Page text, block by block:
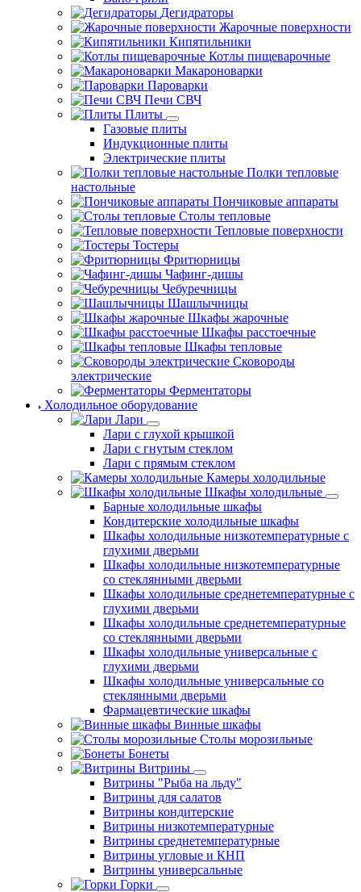
Дегидраторы
Жарочные поверхности
Кипятильники
Котлы пищеварочные
Макароноварки
Пароварки
Печи СВЧ
Плиты
Газовые плиты
Индукционные плиты
Электрические плиты
Полки тепловые
настольные
Пончиковые аппараты
Столы тепловые
Тепловые поверхности
Тостеры
Фритюрницы
Чафинг-дишы
Чебуречницы
Шашлычницы
Шкафы жарочные
Шкафы расстоечные
Шкафы тепловые
Сковороды
электрические
Ферментаторы
Холодильное оборудование
Лари
Лари с глухой крышкой
Лари с гнутым стеклом
Лари с прямым стеклом
Камеры холодильные
Шкафы холодильные
Барные холодильные шкафы
Кондитерские холодильные шкафы
Шкафы холодильные низкотемпературные с
глухими дверьми
Шкафы холодильные низкотемпературные
со стеклянными дверьми
Шкафы холодильные среднетемпературные с
глухими дверьми
Шкафы холодильные среднетемпературные
со стеклянными дверьми
Шкафы холодильные универсальные с
глухими дверьми
Шкафы холодильные универсальные со
стеклянными дверьми
Фармацевтические шкафы
Винные шкафы
Столы морозильные
Бонеты
Витрины
Витрины "Рыба на льду"
Витрины для салатов
Витрины кондитерские
Витрины низкотемпературные
Витрины среднетемпературные
Витрины угловые и КНП
Витрины универсальные
Горки